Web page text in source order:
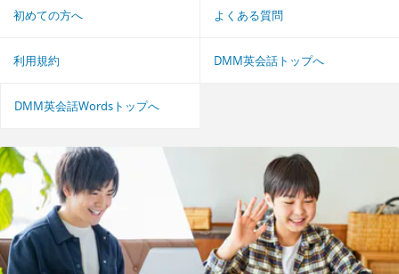
初めての方へ よくある質問
利用規約 DMM英会話トップへ
DMM英会話Wordsトップへ